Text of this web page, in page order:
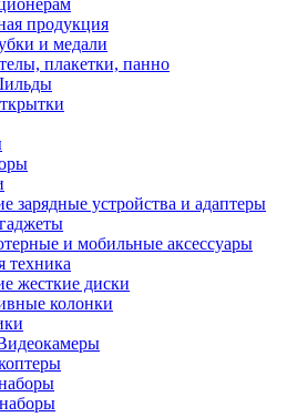
продукция
и медали
плакетки, панно
зарядные устройства и адаптеры
и мобильные аксессуары
техника
жесткие диски
колонки